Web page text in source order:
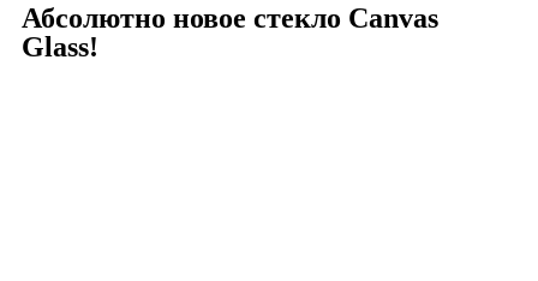
Абсолютно новое стекло Canvas
Glass!